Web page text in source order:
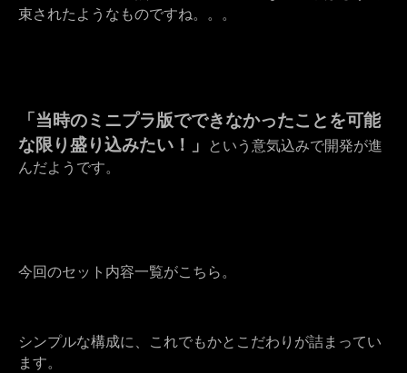
束されたようなものですね。。。
「当時のミニプラ版でできなかったことを可能
な限り盛り込みたい！」 という意気込みで開発が進
んだようです。
今回のセット内容一覧がこちら。
シンプルな構成に、これでもかとこだわりが詰まってい
ます。